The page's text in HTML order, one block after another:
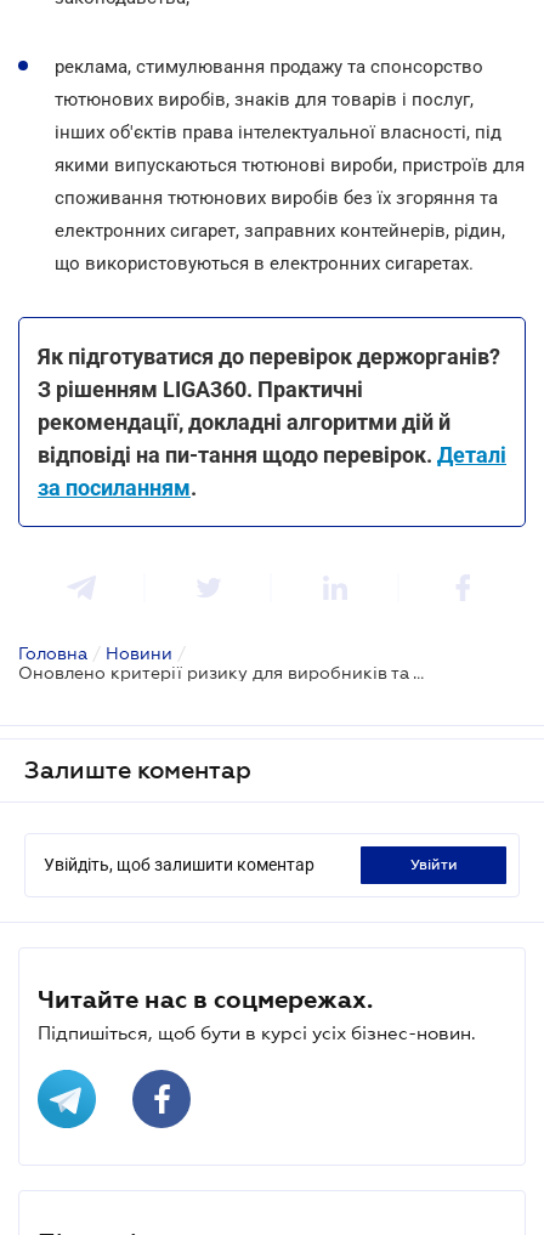
реклама, стимулювання продажу та спонсорство
тютюнових виробів, знаків для товарів і послуг,
інших об'єктів права інтелектуальної власності, під
якими випускаються тютюнові вироби, пристроїв для
споживання тютюнових виробів без їх згоряння та
електронних сигарет, заправних контейнерів, рідин,
що використовуються в електронних сигаретах.
Як підготуватися до перевірок держорганів?
З рішенням LIGA360. Практичні
рекомендації, докладні алгоритми дій й
відповіді на пи-тання щодо перевірок. Деталі
за посиланням.
Головна / Новини /
Оновлено критерії ризику для виробників та торговців тютюновими виробами
Залиште коментар
Увійдіть, щоб залишити коментар увійти
Читайте нас в соцмережах.
Підпишіться, щоб бути в курсі усіх бізнес-новин.